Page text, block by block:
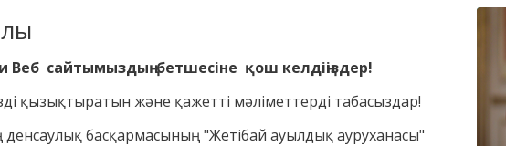
Веб сайтымыздың бетшесіне қош келдіңіздер!
қызықтыратын және қажетті мәліметтерді табасыздар!
басқармасының "Жетібай ауылдық ауруханасы"